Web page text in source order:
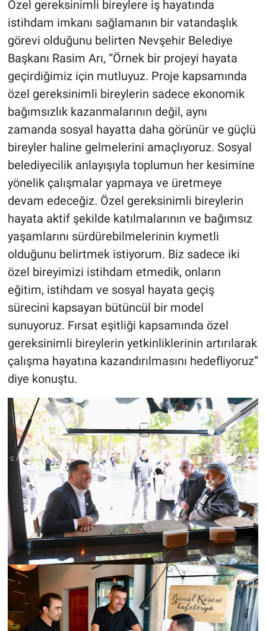
Özel gereksinimli bireylere iş hayatında
istihdam imkanı sağlamanın bir vatandaşlık
görevi olduğunu belirten Nevşehir Belediye
Başkanı Rasim Arı, “Örnek bir projeyi hayata
geçirdiğimiz için mutluyuz. Proje kapsamında
özel gereksinimli bireylerin sadece ekonomik
bağımsızlık kazanmalarının değil, aynı
zamanda sosyal hayatta daha görünür ve güçlü
bireyler haline gelmelerini amaçlıyoruz. Sosyal
belediyecilik anlayışıyla toplumun her kesimine
yönelik çalışmalar yapmaya ve üretmeye
devam edeceğiz. Özel gereksinimli bireylerin
hayata aktif şekilde katılmalarının ve bağımsız
yaşamlarını sürdürebilmelerinin kıymetli
olduğunu belirtmek istiyorum. Biz sadece iki
özel bireyimizi istihdam etmedik, onların
eğitim, istihdam ve sosyal hayata geçiş
sürecini kapsayan bütüncül bir model
sunuyoruz. Fırsat eşitliği kapsamında özel
gereksinimli bireylerin yetkinliklerinin artırılarak
çalışma hayatına kazandırılmasını hedefliyoruz”
diye konuştu.